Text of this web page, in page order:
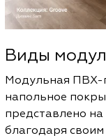
Виды
Модульная ПВХ-
напольное
представлено
благодаря